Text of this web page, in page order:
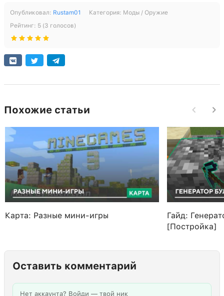
Опубликовал: Rustam01 Категория: Моды / Оружие
Рейтинг: 5 (3 голосов)
Похожие статьи
Карта: Разные мини-игры
Гайд:
[Постройка]
Оставить комментарий
Нет аккаунта? Войди — твой ник